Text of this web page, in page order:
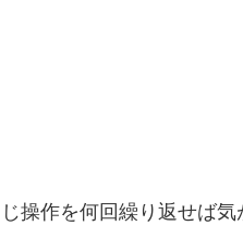
操作を何回繰り返せば気